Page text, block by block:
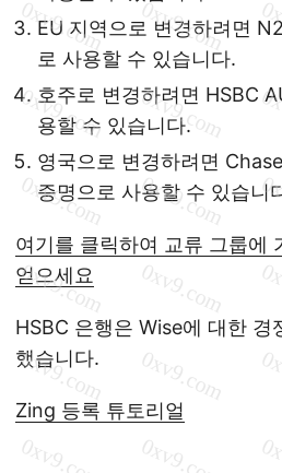
EU 지역으로 변경하려면
로 사용할 수 있습니다.
호주로 변경하려면 HSBC
용할 수 있습니다.
영국으로 변경하려면
증명으로 사용할 수 있습니
여기를 클릭하여 교류 그룹에
얻으세요
HSBC 은행은 Wise에 대한 경
했습니다.
Zing 등록 튜토리얼